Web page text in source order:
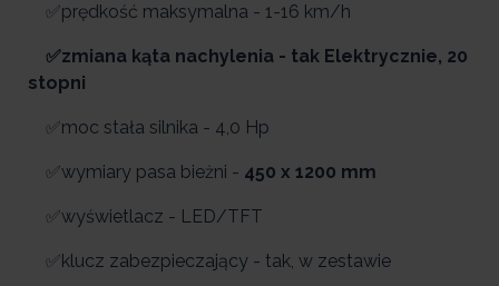
✅prędkość maksymalna - 1-16 km/h
✅zmiana kąta nachylenia - tak Elektrycznie, 20
stopni
✅moc stała silnika - 4,0 Hp
✅wymiary pasa bieżni - 450 x 1200 mm
✅wyświetlacz - LED/TFT
✅klucz zabezpieczający - tak, w zestawie